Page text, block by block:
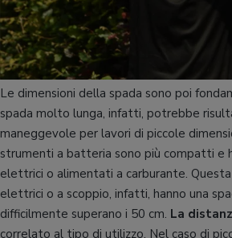
Le dimensioni della spada sono poi
spada molto lunga, infatti, potrebbe
maneggevole per lavori di piccole
strumenti a batteria sono più compatti e
elettrici o alimentati a carburante.
elettrici o a scoppio, infatti, hanno una
difficilmente superano i 50 cm. La
correlato al tipo di utilizzo. Nel caso di